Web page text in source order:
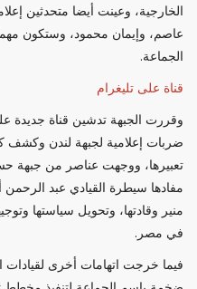
الخارجية، وعينت أيضا متحدثين
عاصم، وإيمان محمود، وستكون
الجماعة.
قناة على تليغرام
وقررت الجبهة تدشين قناة جديدة
ضربات إعلامية لجبهة لندن وكشف
تعبيرها، ووجهت عناصر من جبهة
مفادها سيطرة القيادي عبد الرحمن
منير وقادتها، وتحويل سياستها
في مصر.
فيما خرجت اتهامات أخرى لقيادات